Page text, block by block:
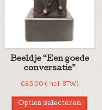
Beeldje “Een goede
conversatie”
€35.00 (incl. BTW)
Opties selecteren